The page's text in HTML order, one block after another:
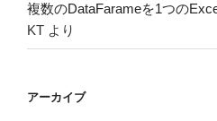
複数のDataFarameを1つの
KT より
アーカイブ